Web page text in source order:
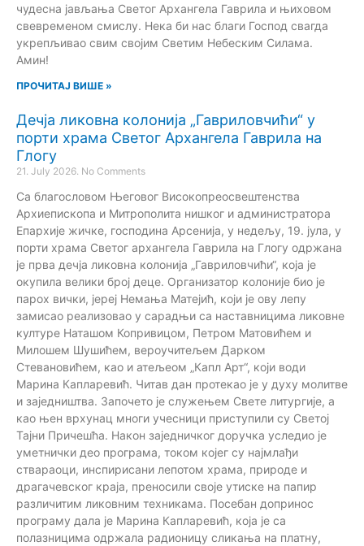
чудесна јављања Светог Архангела Гаврила и њиховом
свевременом смислу. Нека би нас благи Господ свагда
укрепљивао свим својим Светим Небеским Силама.
Амин!
ПРОЧИТАЈ ВИШЕ »
Дечја ликовна колонија „Гавриловчићи“ у
порти храма Светог Архангела Гаврила на
Глогу
21. July 2026. No Comments
Са благословом Његовог Високопреосвештенства
Архиепископа и Митрополита нишког и администратора
Епархије жичке, господина Арсенија, у недељу, 19. јула, у
порти храма Светог архангела Гаврила на Глогу одржана
је прва дечја ликовна колонија „Гавриловчићи“, која је
окупила велики број деце. Организатор колоније био је
парох вички, јереј Немања Матејић, који је ову лепу
замисао реализовао у сарадњи са наставницима ликовне
културе Наташом Копривицом, Петром Матовићем и
Милошем Шушићем, вероучитељем Дарком
Стевановићем, као и атељеом „Капл Арт“, који води
Марина Капларевић. Читав дан протекао је у духу молитве
и заједништва. Започето је служењем Свете литургије, а
као њен врхунац многи учесници приступили су Светој
Тајни Причешћа. Након заједничког доручка уследио је
уметнички део програма, током којег су најмлађи
ствараоци, инспирисани лепотом храма, природе и
драгачевског краја, преносили своје утиске на папир
различитим ликовним техникама. Посебан допринос
програму дала је Марина Капларевић, која је са
полазницима одржала радионицу сликања на платну,